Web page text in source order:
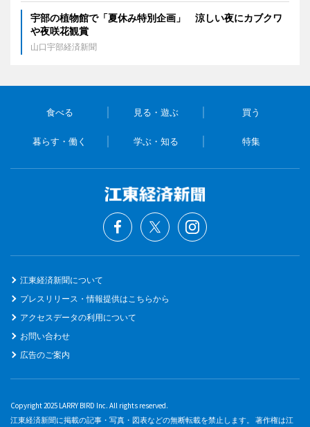
宇部の植物館で「夏休み特別企画」 涼しい夜にカブクワ
や夜咲花観賞
山口宇部経済新聞
食べる 見る・遊ぶ 買う
暮らす・働く 学ぶ・知る 特集
江東経済新聞について
プレスリリース・情報提供はこちらから
アクセスデータの利用について
お問い合わせ
広告のご案内
Copyright 2025 LARRY BIRD Inc. All rights reserved.
江東経済新聞に掲載の記事・写真・図表などの無断転載を禁止します。 著作権は江